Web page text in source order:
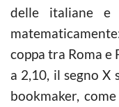
delle italiane e
coppa tra Roma
a 2,10, il segno X
bookmaker,